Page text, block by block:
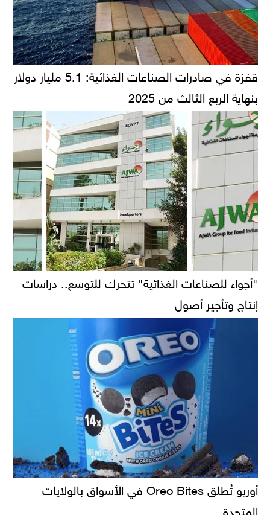
قفزة في صادرات الصناعات الغذائية: 5.1 مليار دولار
بنهاية الربع الثالث من 2025
"أجواء للصناعات الغذائية" تتحرك للتوسع.. دراسات
إنتاج وتأجير أصول
أوريو تُطلق Oreo Bites في الأسواق بالولايات
المتحدة